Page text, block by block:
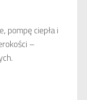
pompę ciepła i
–